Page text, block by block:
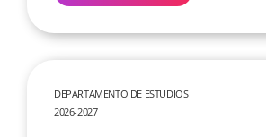
DEPARTAMENTO DE ESTUDIOS
2026-2027